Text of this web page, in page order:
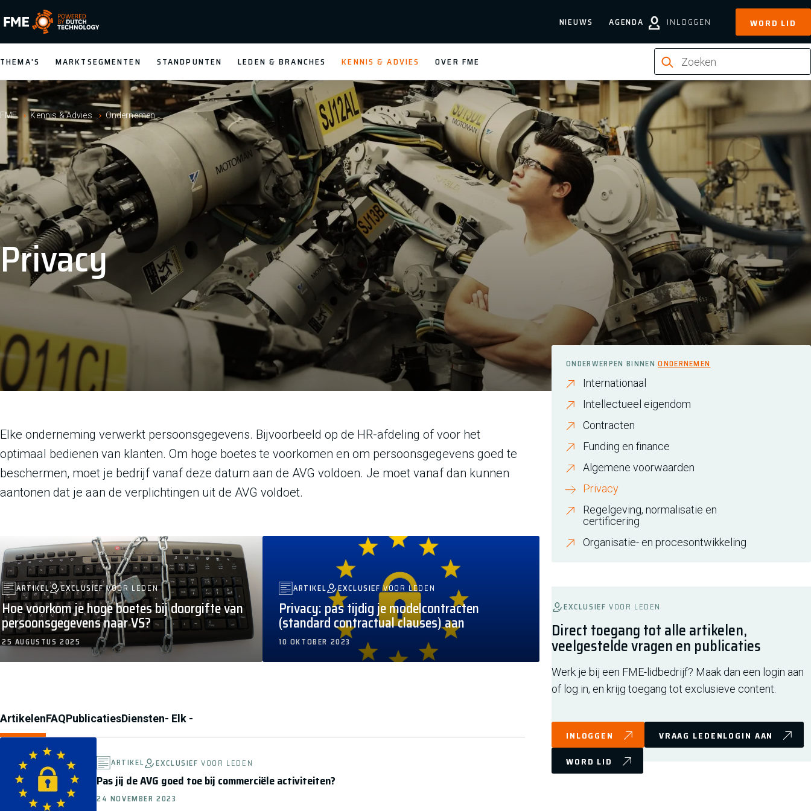
FME Logo, to the homepage
NIEUWS AGENDA INLOGGEN WORD LID
THEMA'S MARKTSEGMENTEN STANDPUNTEN LEDEN & BRANCHES KENNIS & ADVIES OVER FME
FME Kennis & Advies Ondernemen
Privacy
Elke onderneming verwerkt persoonsgegevens. Bijvoorbeeld op de HR-afdeling of voor het
optimaal bedienen van klanten. Om hoge boetes te voorkomen en om persoonsgegevens goed te
beschermen, moet je bedrijf vanaf deze datum aan de AVG voldoen. Je moet vanaf dan kunnen
aantonen dat je aan de verplichtingen uit de AVG voldoet.
ARTIKEL EXCLUSIEFVOOR LEDEN
Hoe voorkom je hoge boetes bij doorgifte van
persoonsgegevens naar VS?
25 AUGUSTUS 2025
ARTIKEL EXCLUSIEFVOOR LEDEN
Privacy: pas tijdig je modelcontracten
(standard contractual clauses) aan
10 OKTOBER 2023
ARTIKELEN BINNEN DIT ONDERWERP
ArtikelenFAQPublicatiesDiensten- Elk -
ARTIKEL EXCLUSIEFVOOR LEDEN
Pas jij de AVG goed toe bij commerciële activiteiten?
24 NOVEMBER 2023
EXCLUSIEF VOOR LEDEN
Direct toegang tot alle artikelen,
veelgestelde vragen en publicaties
Werk je bij een FME-lidbedrijf? Maak dan een login aan
of log in, en krijg toegang tot exclusieve content.
INLOGGEN
VRAAG LEDENLOGIN AAN
WORD LID
ONDERWERPEN BINNENONDERNEMEN
Internationaal
Intellectueel eigendom
Contracten
Funding en finance
Algemene voorwaarden
Privacy
Regelgeving, normalisatie en
certificering
Organisatie- en procesontwikkeling